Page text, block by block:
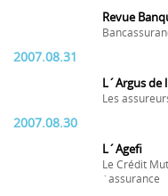
Revue
2007.08.31
L´Argus de
Les
2007.08.30
L´Agefi
Le Crédit
´assurance